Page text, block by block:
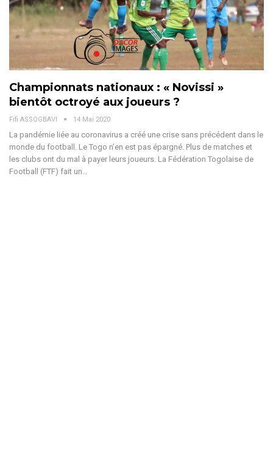
Championnats nationaux : « Novissi »
bientôt octroyé aux joueurs ?
Fifi ASSOGBAVI 14 Mai 2020
La pandémie liée au coronavirus a créé une crise sans précédent dans le
monde du football. Le Togo n’en est pas épargné. Plus de matches et
les clubs ont du mal à payer leurs joueurs. La Fédération Togolaise de
Football (FTF) fait un…